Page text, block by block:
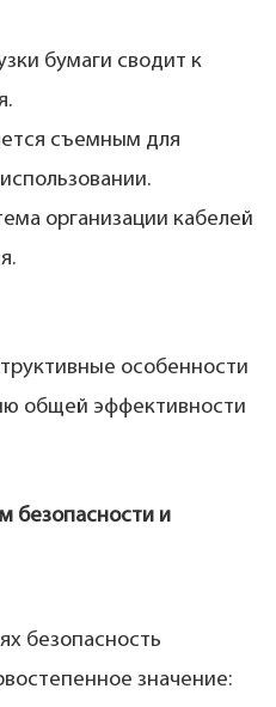
бумаги сводит к
съемным для
организации кабелей
особенности
общей эффективности
безопасности и
безопасность
значение: